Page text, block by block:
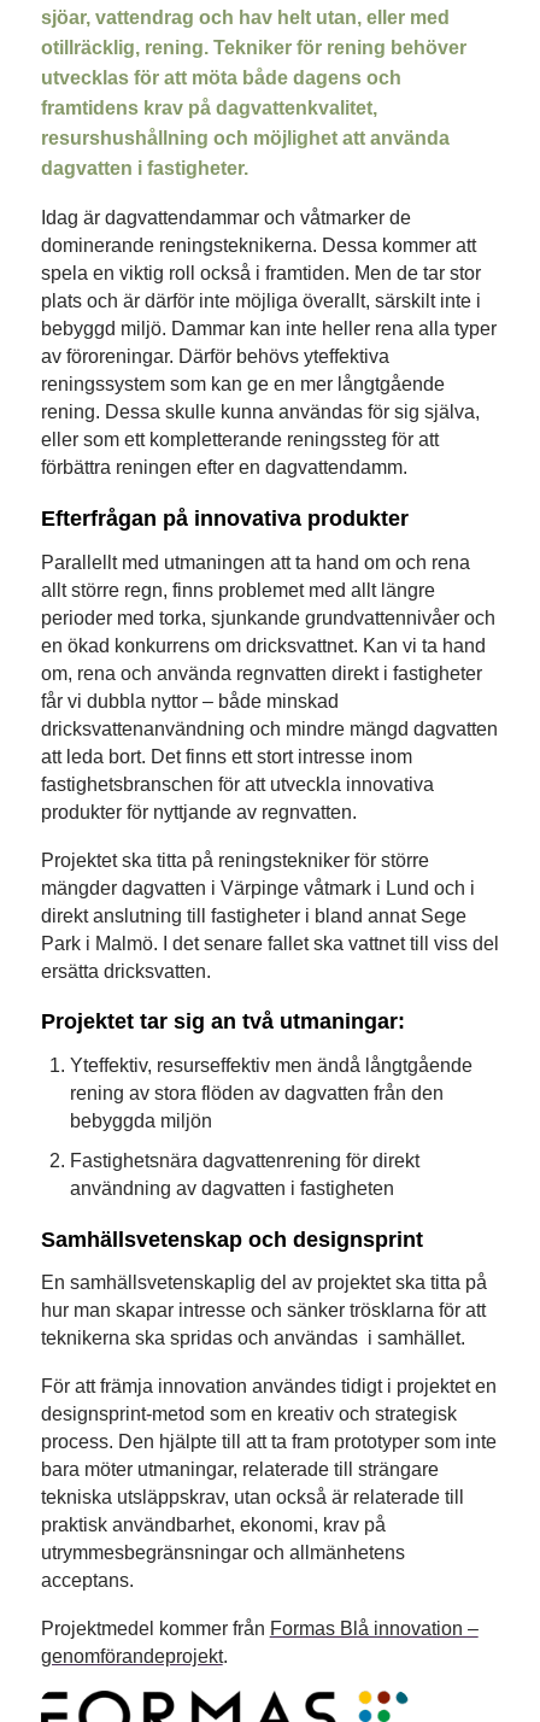
sjöar, vattendrag och hav helt utan, eller med
otillräcklig, rening. Tekniker för rening behöver
utvecklas för att möta både dagens och
framtidens krav på dagvattenkvalitet,
resurshushållning och möjlighet att använda
dagvatten i fastigheter.
Idag är dagvattendammar och våtmarker de
dominerande reningsteknikerna. Dessa kommer att
spela en viktig roll också i framtiden. Men de tar stor
plats och är därför inte möjliga överallt, särskilt inte i
bebyggd miljö. Dammar kan inte heller rena alla typer
av föroreningar. Därför behövs yteffektiva
reningssystem som kan ge en mer långtgående
rening. Dessa skulle kunna användas för sig själva,
eller som ett kompletterande reningssteg för att
förbättra reningen efter en dagvattendamm.
Efterfrågan på innovativa produkter
Parallellt med utmaningen att ta hand om och rena
allt större regn, finns problemet med allt längre
perioder med torka, sjunkande grundvattennivåer och
en ökad konkurrens om dricksvattnet. Kan vi ta hand
om, rena och använda regnvatten direkt i fastigheter
får vi dubbla nyttor – både minskad
dricksvattenanvändning och mindre mängd dagvatten
att leda bort. Det finns ett stort intresse inom
fastighetsbranschen för att utveckla innovativa
produkter för nyttjande av regnvatten.
Projektet ska titta på reningstekniker för större
mängder dagvatten i Värpinge våtmark i Lund och i
direkt anslutning till fastigheter i bland annat Sege
Park i Malmö. I det senare fallet ska vattnet till viss del
ersätta dricksvatten.
Projektet tar sig an två utmaningar:
Yteffektiv, resurseffektiv men ändå långtgående
rening av stora flöden av dagvatten från den
bebyggda miljön
Fastighetsnära dagvattenrening för direkt
användning av dagvatten i fastigheten
Samhällsvetenskap och designsprint
En samhällsvetenskaplig del av projektet ska titta på
hur man skapar intresse och sänker trösklarna för att
teknikerna ska spridas och användas i samhället.
För att främja innovation användes tidigt i projektet en
designsprint-metod som en kreativ och strategisk
process. Den hjälpte till att ta fram prototyper som inte
bara möter utmaningar, relaterade till strängare
tekniska utsläppskrav, utan också är relaterade till
praktisk användbarhet, ekonomi, krav på
utrymmesbegränsningar och allmänhetens
acceptans.
Projektmedel kommer från Formas Blå innovation –
genomförandeprojekt.